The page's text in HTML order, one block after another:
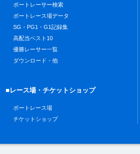
ボートレーサー検索
ボートレース場データ
SG・PG1・G1記録集
高配当ベスト10
優勝レーサー一覧
ダウンロード・他
■レース場・チケットショップ
ボートレース場
チケットショップ